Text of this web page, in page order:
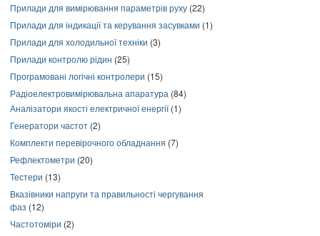
Прилади для вимірювання параметрів руху (22)
Прилади для індикації та керування засувками (1)
Прилади для холодильної техніки (3)
Прилади контролю рідин (25)
Програмовані логічні контролери (15)
Радіоелектровимірювальна апаратура (84)
Аналізатори якості електричної енергії(1)
Генератори частот (2)
Комплекти перевірочного обладнання (7)
Рефлектометри (20)
Тестери (13)
Вказівники напруги та правильності чергування
фаз (12)
Частотоміри (2)